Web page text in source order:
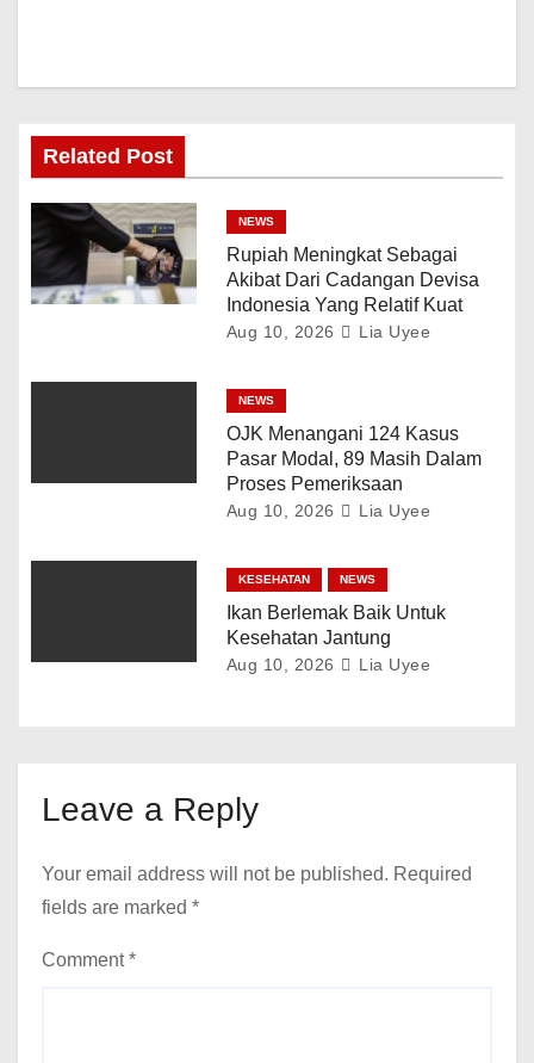
Related Post
NEWS
Rupiah Meningkat Sebagai
Akibat Dari Cadangan Devisa
Indonesia Yang Relatif Kuat
Aug 10, 2026 Lia Uyee
NEWS
OJK Menangani 124 Kasus
Pasar Modal, 89 Masih Dalam
Proses Pemeriksaan
Aug 10, 2026 Lia Uyee
KESEHATAN NEWS
Ikan Berlemak Baik Untuk
Kesehatan Jantung
Aug 10, 2026 Lia Uyee
Leave a Reply
Your email address will not be published. Required
fields are marked *
Comment*